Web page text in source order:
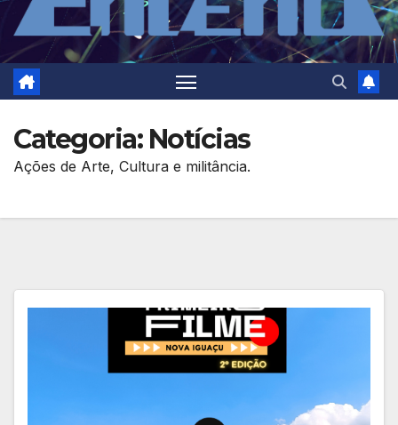
Categoria: Notícias
Ações de Arte, Cultura e militância.